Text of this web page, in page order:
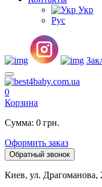
Укр
Рус
0
Корзина
Сумма: 0 грн.
Оформить заказ
Обратный звонок
Киев, ул.